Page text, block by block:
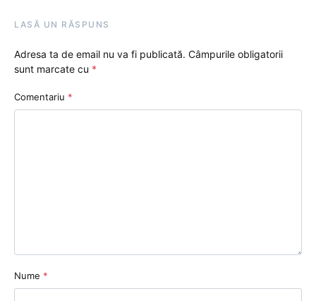
LASĂ UN RĂSPUNS
Adresa ta de email nu va fi publicată. Câmpurile obligatorii
sunt marcate cu *
Comentariu *
Nume *